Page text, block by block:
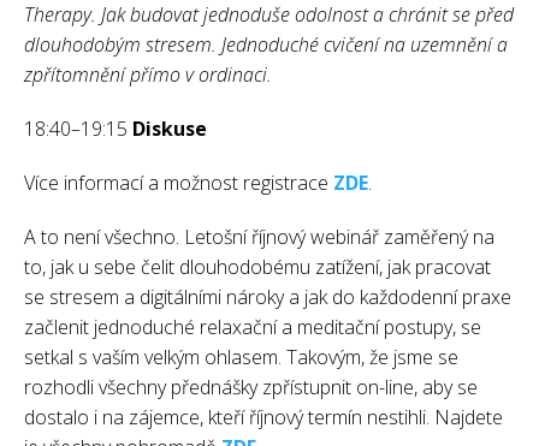
Therapy. Jak budovat jednoduše odolnost a chránit se před
dlouhodobým stresem. Jednoduché cvičení na uzemnění a
zpřítomnění přímo v ordinaci.
18:40–19:15 Diskuse
Více informací a možnost registrace ZDE.
A to není všechno. Letošní říjnový webinář zaměřený na
to, jak u sebe čelit dlouhodobému zatížení, jak pracovat
se stresem a digitálními nároky a jak do každodenní praxe
začlenit jednoduché relaxační a meditační postupy, se
setkal s vaším velkým ohlasem. Takovým, že jsme se
rozhodli všechny přednášky zpřístupnit on-line, aby se
dostalo i na zájemce, kteří říjnový termín nestihli. Najdete